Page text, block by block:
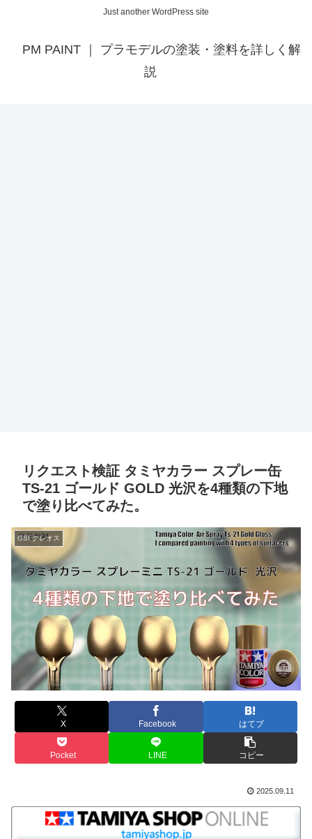
Just another WordPress site
PM PAINT ｜ プラモデルの塗装・塗料を詳しく解
説
リクエスト検証 タミヤカラー スプレー缶
TS-21 ゴールド GOLD 光沢を4種類の下地
で塗り比べてみた。
GSI クレオス
X Facebook はてブ
Pocket LINE コピー
2025.09.11